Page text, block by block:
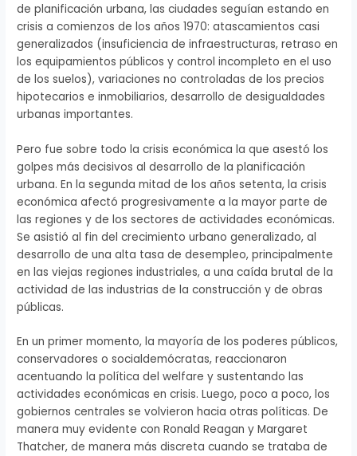
de planificación urbana, las ciudades seguían estando en
crisis a comienzos de los años 1970: atascamientos casi
generalizados (insuficiencia de infraestructuras, retraso en
los equipamientos públicos y control incompleto en el uso
de los suelos), variaciones no controladas de los precios
hipotecarios e inmobiliarios, desarrollo de desigualdades
urbanas importantes.
Pero fue sobre todo la crisis económica la que asestó los
golpes más decisivos al desarrollo de la planificación
urbana. En la segunda mitad de los años setenta, la crisis
económica afectó progresivamente a la mayor parte de
las regiones y de los sectores de actividades económicas.
Se asistió al fin del crecimiento urbano generalizado, al
desarrollo de una alta tasa de desempleo, principalmente
en las viejas regiones industriales, a una caída brutal de la
actividad de las industrias de la construcción y de obras
públicas.
En un primer momento, la mayoría de los poderes públicos,
conservadores o socialdemócratas, reaccionaron
acentuando la política del welfare y sustentando las
actividades económicas en crisis. Luego, poco a poco, los
gobiernos centrales se volvieron hacia otras políticas. De
manera muy evidente con Ronald Reagan y Margaret
Thatcher, de manera más discreta cuando se trataba de